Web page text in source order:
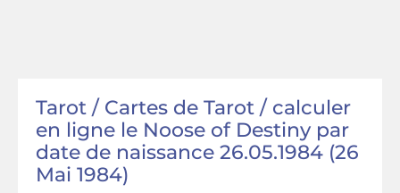
Tarot / Cartes de Tarot / calculer
en ligne le Noose of Destiny par
date de naissance 26.05.1984 (26
Mai 1984)